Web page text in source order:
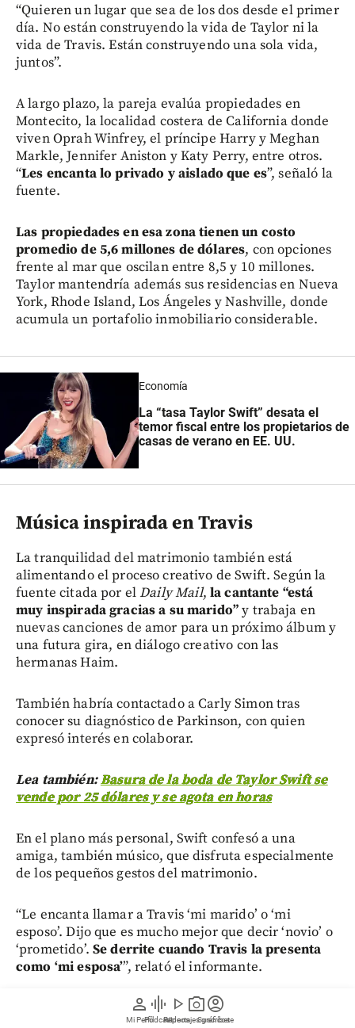
person
Mi Perfil
graphic_eq
Pódcast
play_arrow
Videos
photo_camera
Reportajes gráficos
account_circle
Suscríbete
“Quieren un lugar que sea de los dos desde el primer
día. No están construyendo la vida de Taylor ni la
vida de Travis. Están construyendo una sola vida,
juntos”.
A largo plazo, la pareja evalúa propiedades en
Montecito, la localidad costera de California donde
viven Oprah Winfrey, el príncipe Harry y Meghan
Markle, Jennifer Aniston y Katy Perry, entre otros.
“Les encanta lo privado y aislado que es”, señaló la
fuente.
Las propiedades en esa zona tienen un costo
promedio de 5,6 millones de dólares, con opciones
frente al mar que oscilan entre 8,5 y 10 millones.
Taylor mantendría además sus residencias en Nueva
York, Rhode Island, Los Ángeles y Nashville, donde
acumula un portafolio inmobiliario considerable.
Economía
La “tasa Taylor Swift” desata el
temor fiscal entre los propietarios de
casas de verano en EE. UU.
Música inspirada en Travis
La tranquilidad del matrimonio también está
alimentando el proceso creativo de Swift. Según la
fuente citada por elDaily Mail, la cantante “está
muy inspirada gracias a su marido”y trabaja en
nuevas canciones de amor para un próximo álbum y
una futura gira, en diálogo creativo con las
hermanas Haim.
También habría contactado a Carly Simon tras
conocer su diagnóstico de Parkinson, con quien
expresó interés en colaborar.
Lea también:Basura de la boda de Taylor Swift se
vende por 25 dólares y se agota en horas
En el plano más personal, Swift confesó a una
amiga, también músico, que disfruta especialmente
de los pequeños gestos del matrimonio.
“Le encanta llamar a Travis ‘mi marido’ o ‘mi
esposo’. Dijo que es mucho mejor que decir ‘novio’ o
‘prometido’. Se derrite cuando Travis la presenta
como ‘mi esposa’”, relató el informante.
La primera aparición pública de los recién casados